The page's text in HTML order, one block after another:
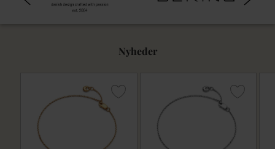
Nyheder